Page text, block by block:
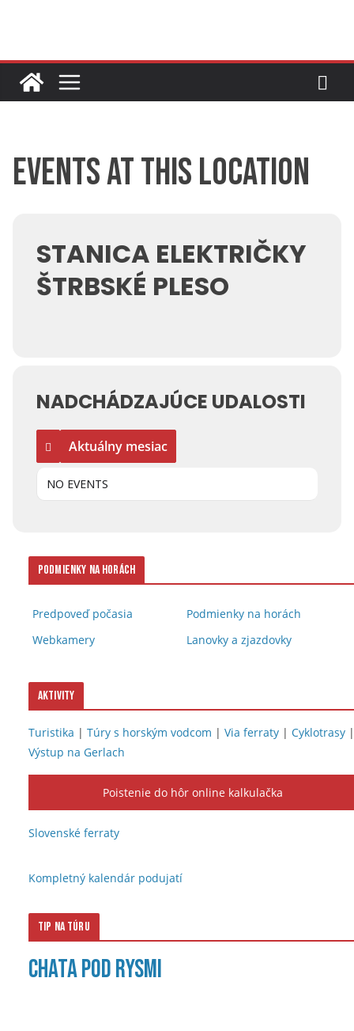
Events at this location
STANICA ELEKTRIČKY
ŠTRBSKÉ PLESO
NADCHÁDZAJÚCE UDALOSTI
Aktuálny mesiac
NO EVENTS
Podmienky na horách
Predpoveď počasia
Webkamery
Podmienky na horách
Lanovky a zjazdovky
Aktivity
Turistika | Túry s horským vodcom | Via ferraty | Cyklotrasy |
Výstup na Gerlach
Poistenie do hôr online kalkulačka
Slovenské ferraty
Kompletný kalendár podujatí
Tip na túru
Chata pod Rysmi